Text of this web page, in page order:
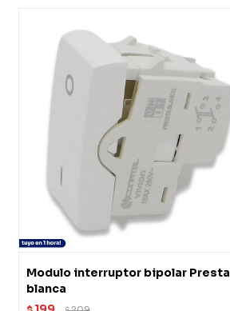
Modulo interruptor bipolar Presta
blanca